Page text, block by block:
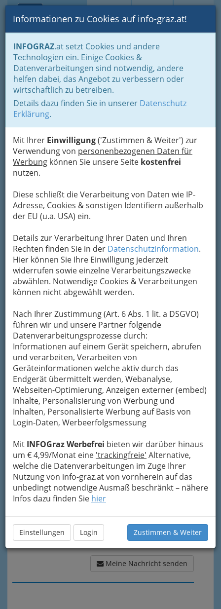
Suche Login Toggle
Informationen zu Cookies auf info-graz.at!
INFOGRAZ.at setzt Cookies und andere
Technologien ein. Einige Cookies &
Datenverarbeitungen sind notwendig, andere
helfen dabei, das Angebot zu verbessern oder
wirtschaftlich zu betreiben.
Details dazu finden Sie in unserer Datenschutz
Erklärung.
Mit Ihrer Einwilligung('Zustimmen & Weiter') zur
Verwendung von personenbezogenen Daten für
Werbung können Sie unsere Seite kostenfrei
nutzen.
Diese schließt die Verarbeitung von Daten wie IP-
Adresse, Cookies & sonstigen Identifiern außerhalb
der EU (u.a. USA) ein.
Details zur Verarbeitung Ihrer Daten und Ihren
Rechten finden Sie in der Datenschutzinformation.
Hier können Sie Ihre Einwilligung jederzeit
widerrufen sowie einzelne Verarbeitungszwecke
abwählen. Notwendige Cookies & Verarbeitungen
können nicht abgewählt werden.
Nach Ihrer Zustimmung (Art. 6 Abs. 1 lit. a DSGVO)
führen wir und unsere Partner folgende
Datenverarbeitungsprozesse durch:
Informationen auf einem Gerät speichern, abrufen
und verarbeiten, Verarbeiten von
Geräteinformationen welche aktiv durch das
Endgerät übermittelt werden, Webanalyse,
Webseiten-Optimierung, Anzeigen externer (embed)
Inhalte, Personalisierung von Werbung und
Inhalten, Personalisierte Werbung auf Basis von
Login-Daten, Werbeerfolgsmessung
Mit INFOGraz Werbefrei bieten wir darüber hinaus
um € 4,99/Monat eine 'trackingfreie' Alternative,
welche die Datenverarbeitungen im Zuge Ihrer
Nutzung von info-graz.at von vornherein auf das
unbedingt notwendige Ausmaß beschränkt – nähere
Infos dazu finden Sie hier
Einstellungen Login Zustimmen & Weiter
Home Branchen
Gastronomie - regional und international
Buschenschenken - Buschenschänken
Buschenschänke nach Orten
Bad Radkersburg
Thomas Eberhart
Buschenschank
Pichla 16, 8355 Tieschen
Falstaff: 1 Traube
Karte
Karte anzeigen
Kontaktaufnahme
Um die Info-Graz Firmenvor Spam-Mails zu
bewahren, verwenden wir an dieser Stelle zur
Übermittlung Ihrer Nachricht ein sicheres
Formular. Ihre Nachricht wird nach dem
Absenden umgehend per Mail an das
Unternehmen Thomas Eberhart Buschenschank
weitergeleitet.
Mein Name
Meine Email Adresse
Mein Betreff
Meine Nachricht
Meine Nachricht senden